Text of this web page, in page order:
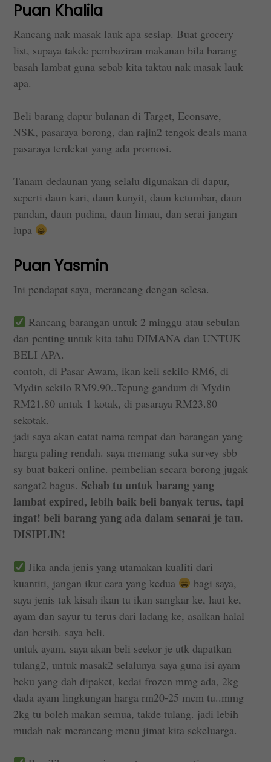
Puan Khalila
Rancang nak masak lauk apa sesiap. Buat grocery
list, supaya takde pembaziran makanan bila barang
basah lambat guna sebab kita taktau nak masak lauk
apa.
Beli barang dapur bulanan di Target, Econsave,
NSK, pasaraya borong, dan rajin2 tengok deals mana
pasaraya terdekat yang ada promosi.
Tanam dedaunan yang selalu digunakan di dapur,
seperti daun kari, daun kunyit, daun ketumbar, daun
pandan, daun pudina, daun limau, dan serai jangan
lupa
Puan Yasmin
Ini pendapat saya, merancang dengan selesa.
Rancang barangan untuk 2 minggu atau sebulan
dan penting untuk kita tahu DIMANA dan UNTUK
BELI APA.
contoh, di Pasar Awam, ikan keli sekilo RM6, di
Mydin sekilo RM9.90..Tepung gandum di Mydin
RM21.80 untuk 1 kotak, di pasaraya RM23.80
sekotak.
jadi saya akan catat nama tempat dan barangan yang
harga paling rendah. saya memang suka survey sbb
sy buat bakeri online. pembelian secara borong jugak
sangat2 bagus. Sebab tu untuk barang yang
lambat expired, lebih baik beli banyak terus, tapi
ingat! beli barang yang ada dalam senarai je tau.
DISIPLIN!
Jika anda jenis yang utamakan kualiti dari
kuantiti, jangan ikut cara yang kedua
bagi saya,
saya jenis tak kisah ikan tu ikan sangkar ke, laut ke,
ayam dan sayur tu terus dari ladang ke, asalkan halal
dan bersih. saya beli.
untuk ayam, saya akan beli seekor je utk dapatkan
tulang2, untuk masak2 selalunya saya guna isi ayam
beku yang dah dipaket, kedai frozen mmg ada, 2kg
dada ayam lingkungan harga rm20-25 mcm tu..mmg
2kg tu boleh makan semua, takde tulang. jadi lebih
mudah nak merancang menu jimat kita sekeluarga.